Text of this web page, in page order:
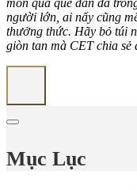
người lớn, ai nấy cũng
thưởng thức. Hãy bỏ túi
giòn tan mà CET chia sẻ
Mục Lục